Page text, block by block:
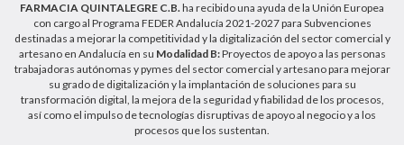
FARMACIA QUINTALEGRE C.B.ha recibido una ayuda de la Unión Europea
con cargo al Programa FEDER Andalucía 2021-2027 para Subvenciones
destinadas a mejorar la competitividad y la digitalización del sector comercial y
artesano en Andalucía en su Modalidad B:Proyectos de apoyo a las personas
trabajadoras autónomas y pymes del sector comercial y artesano para mejorar
su grado de digitalización y la implantación de soluciones para su
transformación digital, la mejora de la seguridad y fiabilidad de los procesos,
así como el impulso de tecnologías disruptivas de apoyo al negocio y a los
procesos que los sustentan.